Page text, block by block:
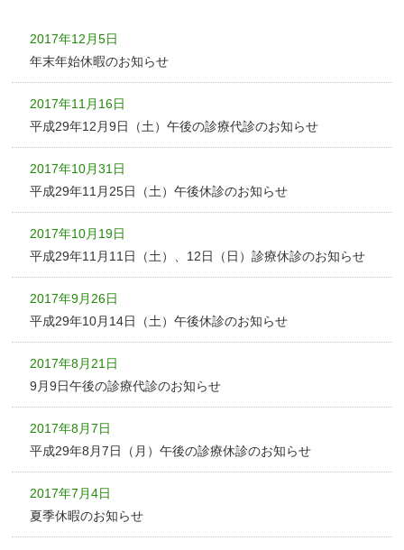
2017年12月5日
年末年始休暇のお知らせ
2017年11月16日
平成29年12月9日（土）午後の診療代診のお知らせ
2017年10月31日
平成29年11月25日（土）午後休診のお知らせ
2017年10月19日
平成29年11月11日（土）、12日（日）診療休診のお知らせ
2017年9月26日
平成29年10月14日（土）午後休診のお知らせ
2017年8月21日
9月9日午後の診療代診のお知らせ
2017年8月7日
平成29年8月7日（月）午後の診療休診のお知らせ
2017年7月4日
夏季休暇のお知らせ